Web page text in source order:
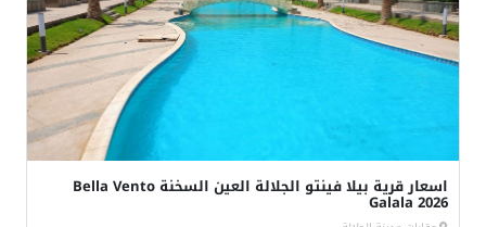
اسعار قرية بيلا فينتو الجلالة العين السخنة Bella Vento
Galala 2026